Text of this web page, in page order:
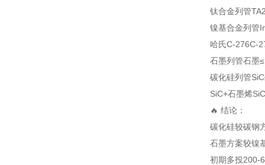
钛合金列管
镍基合金列管
哈氏C-276C-
石墨列管石墨
碳化硅列管SiC
SiC+石墨烯
🔥 结论：
碳化硅较碳钢
石墨方案较镍
初期多投200-